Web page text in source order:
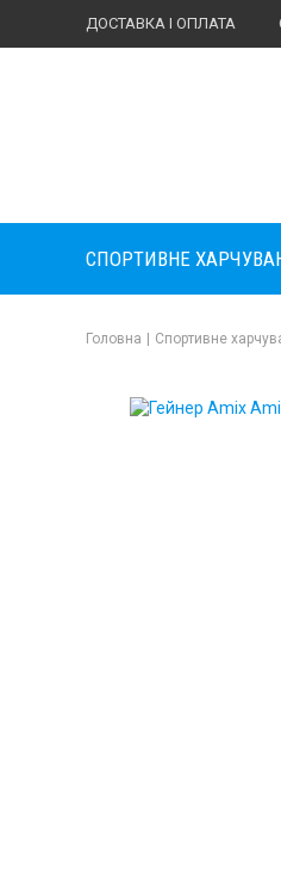
ДОСТАВКА І ОПЛАТА
СПОРТИВНЕ
Головна Спортивне